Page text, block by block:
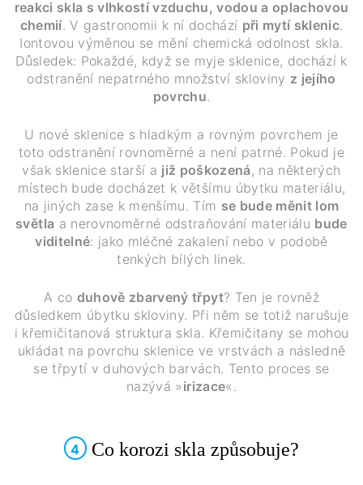
reakci skla s vlhkostí vzduchu, vodou a oplachovou
chemií. V gastronomii k ní dochází při mytí sklenic.
Iontovou výměnou se mění chemická odolnost skla.
Důsledek: Pokaždé, když se myje sklenice, dochází k
odstranění nepatrného množství skloviny z jejího
povrchu.
U nové sklenice s hladkým a rovným povrchem je
toto odstranění rovnoměrné a není patrné. Pokud je
však sklenice starší a již poškozená, na některých
místech bude docházet k většímu úbytku materiálu,
na jiných zase k menšímu. Tím se bude měnit lom
světla a nerovnoměrné odstraňování materiálu bude
viditelné: jako mléčné zakalení nebo v podobě
tenkých bílých linek.
A co duhově zbarvený třpyt? Ten je rovněž
důsledkem úbytku skloviny. Při něm se totiž narušuje
i křemičitanová struktura skla. Křemičitany se mohou
ukládat na povrchu sklenice ve vrstvách a následně
se třpytí v duhových barvách. Tento proces se
nazývá »irizace«.
4 Co korozi skla způsobuje?